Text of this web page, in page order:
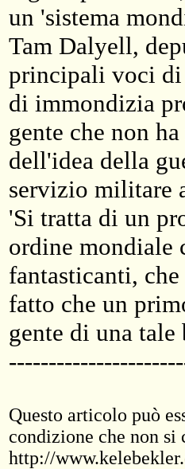
un 'sistema
Tam Dalyell,
principali voci di
di immondizia
gente che non
dell'idea della
servizio militare
'Si tratta di un
ordine mondiale
fantasticanti,
fatto che un
gente di una tale
Questo articolo può
condizione che non
http://